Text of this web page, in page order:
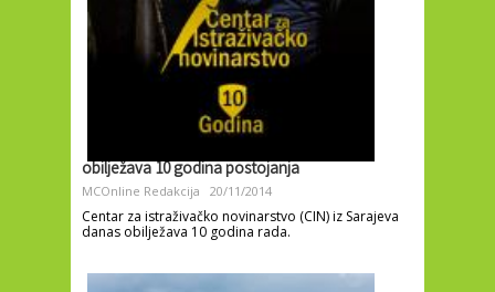
obilježava 10 godina postojanja
MCOnline Redakcija 20/11/2014
Centar za istraživačko novinarstvo (CIN) iz Sarajeva
danas obilježava 10 godina rada.